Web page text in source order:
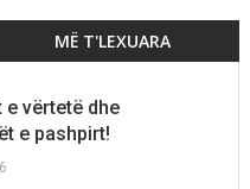
MË T'LEXUARA
e vërtetë dhe
e pashpirt!